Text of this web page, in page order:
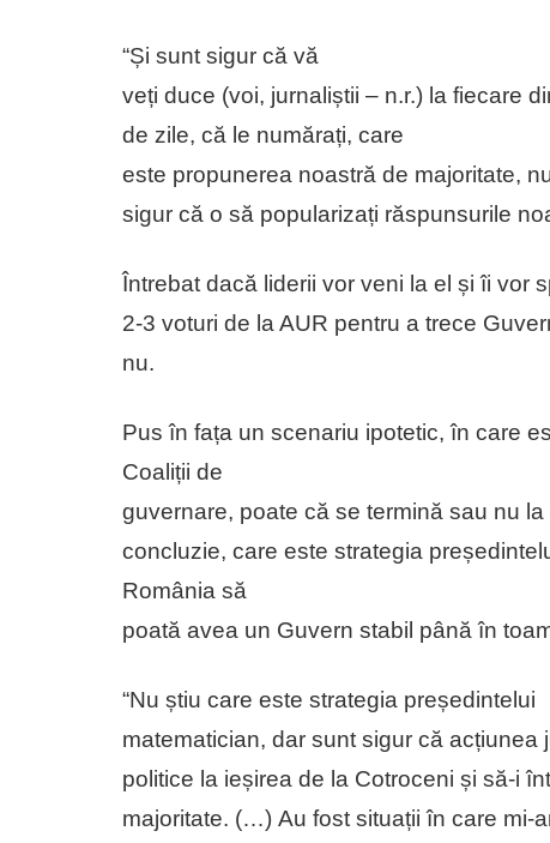
“Și sunt sigur că vă
veți duce (voi, jurnaliștii – n.r.) la fiecare
de zile, că le numărați, care
este propunerea noastră de majoritate,
sigur că o să popularizați răspunsurile
Întrebat dacă liderii vor veni la el și îi vor
2-3 voturi de la AUR pentru a trece
nu.
Pus în fața un scenariu ipotetic, în care
Coaliții de
guvernare, poate că se termină sau nu
concluzie, care este strategia
România să
poată avea un Guvern stabil până în
“Nu știu care este strategia președintelui
matematician, dar sunt sigur că
politice la ieșirea de la Cotroceni și să-i
majoritate. (…) Au fost situații în care mi-